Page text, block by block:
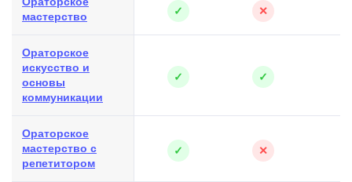
мастерство
✓ ✕
Ораторское
искусство и
основы
коммуникации
✓ ✓
Ораторское
мастерство с
репетитором
✓ ✕